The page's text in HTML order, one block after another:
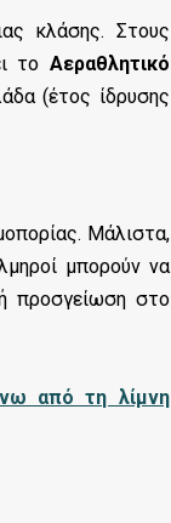
κλάσης. Στους
το Αεραθλητικό
(έτος ίδρυσης
Μάλιστα,
μπορούν να
προσγείωση στο
από τη λίμνη